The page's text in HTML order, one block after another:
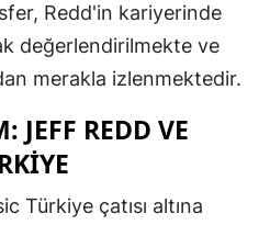
Redd'in kariyerinde
değerlendirilmekte ve
merakla izlenmektedir.
JEFF REDD VE
Türkiye çatısı altına